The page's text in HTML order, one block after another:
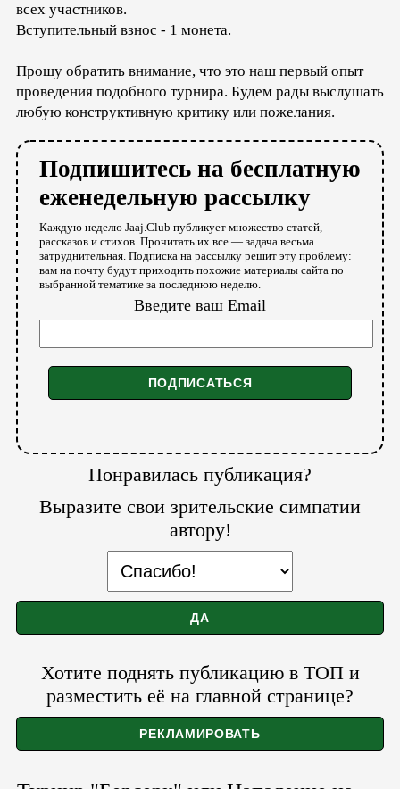
всех участников.
Вступительный взнос - 1 монета.
Прошу обратить внимание, что это наш первый опыт
проведения подобного турнира. Будем рады выслушать
любую конструктивную критику или пожелания.
Подпишитесь на бесплатную
еженедельную рассылку
Каждую неделю Jaaj.Club публикует множество статей,
рассказов и стихов. Прочитать их все — задача весьма
затруднительная. Подписка на рассылку решит эту проблему:
вам на почту будут приходить похожие материалы сайта по
выбранной тематике за последнюю неделю.
Введите ваш Email
Понравилась публикация?
Выразите свои зрительские симпатии
автору!
Хотите поднять публикацию в ТОП и
разместить её на главной странице?